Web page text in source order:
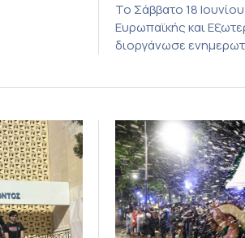
Το Σάββατο 18
Ευρωπαϊκής και
διοργάνωσε
δράση εντάσσεται
ευαισθητοποίησης
στο πλαίσιο του
Οικοσύστημα των